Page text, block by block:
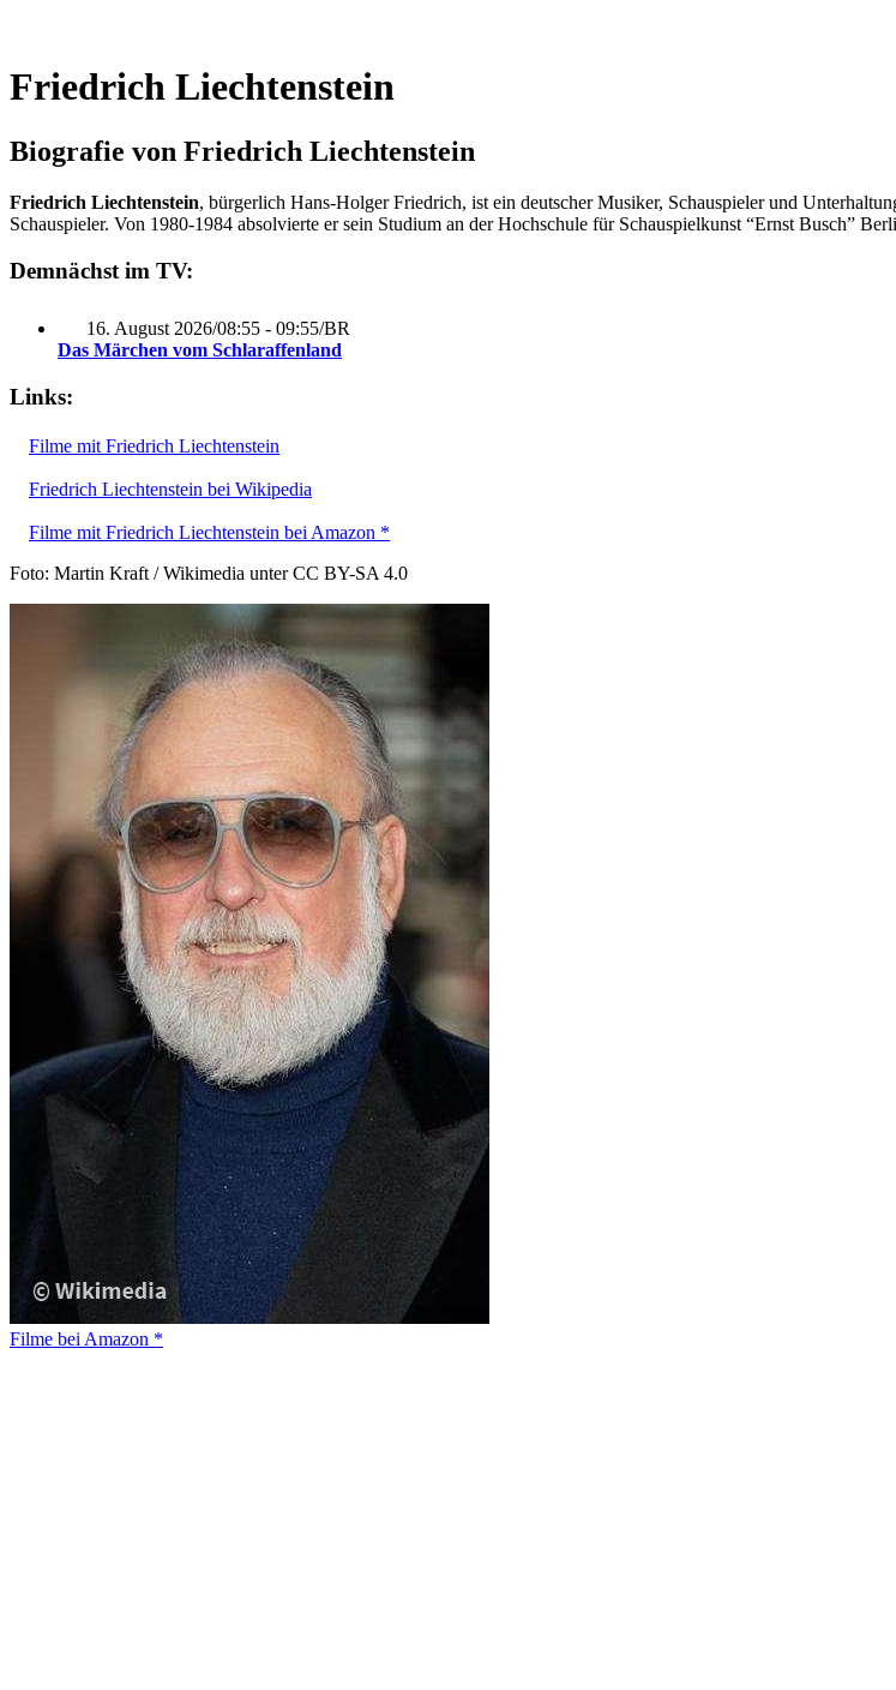
Friedrich Liechtenstein
Biografie von Friedrich Liechtenstein
Friedrich Liechtenstein, bürgerlich Hans-Holger Friedrich, ist ein deutscher Musiker, Schauspieler und
Schauspieler. Von 1980-1984 absolvierte er sein Studium an der Hochschule für Schauspielkunst “Ernst Busch”
Demnächst im TV:
16. August 2026/08:55 - 09:55/BR
Das Märchen vom Schlaraffenland
Links:
Filme mit Friedrich Liechtenstein
Friedrich Liechtenstein bei Wikipedia
Filme mit Friedrich Liechtenstein bei Amazon *
Foto: Martin Kraft / Wikimedia unter CC BY-SA 4.0
Filme bei Amazon *